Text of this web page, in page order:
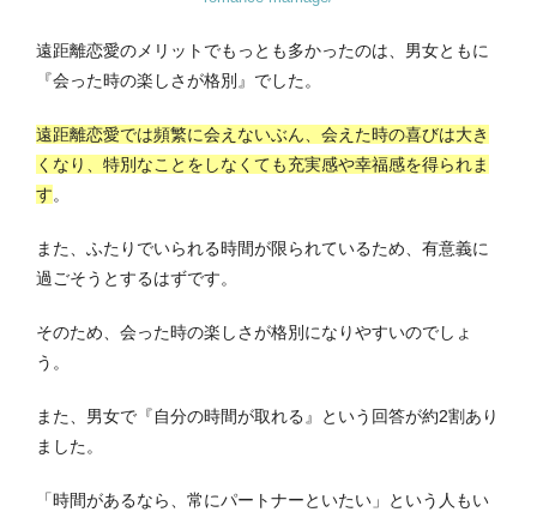
遠距離恋愛のメリットでもっとも多かったのは、男女ともに
『会った時の楽しさが格別』でした。
遠距離恋愛では頻繁に会えないぶん、会えた時の喜びは大き
くなり、特別なことをしなくても充実感や幸福感を得られま
す。
また、ふたりでいられる時間が限られているため、有意義に
過ごそうとするはずです。
そのため、会った時の楽しさが格別になりやすいのでしょ
う。
また、男女で『自分の時間が取れる』という回答が約2割あり
ました。
「時間があるなら、常にパートナーといたい」という人もい